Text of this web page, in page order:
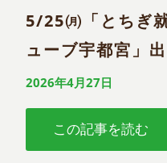
5/25㈪「とちぎ
ューブ宇都宮」
2026年4月27日
この記事を読む